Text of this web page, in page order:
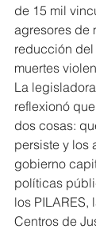
de 15 mil
agresores de
reducción
muertes
La
reflexionó
dos cosas:
persiste y los
gobierno
políticas
los PILARES,
Centros de